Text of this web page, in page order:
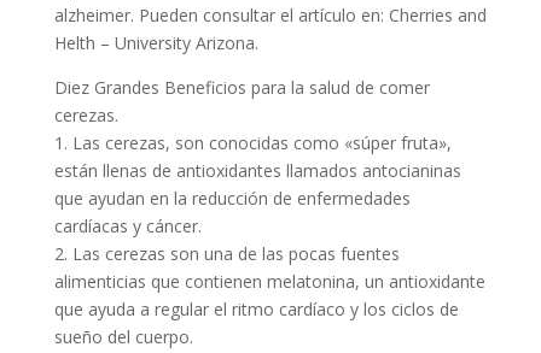
alzheimer. Pueden consultar el artículo en: Cherries and
Helth – University Arizona.
Diez Grandes Beneficios para la salud de comer
cerezas.
1. Las cerezas, son conocidas como «súper fruta»,
están llenas de antioxidantes llamados antocianinas
que ayudan en la reducción de enfermedades
cardíacas y cáncer.
2. Las cerezas son una de las pocas fuentes
alimenticias que contienen melatonina, un antioxidante
que ayuda a regular el ritmo cardíaco y los ciclos de
sueño del cuerpo.